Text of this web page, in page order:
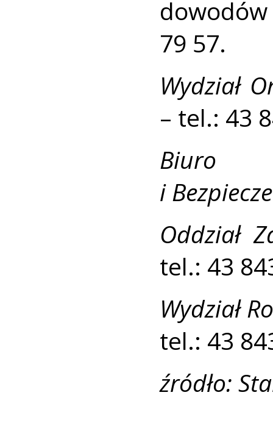
79 57.
Wydział
– tel.: 43
Biuro
i
Oddział
tel.: 43
Wydział
tel.: 43
źródło: